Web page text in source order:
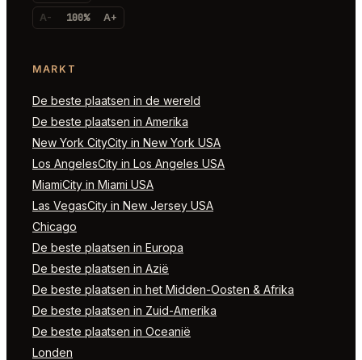
A- 100% A+
MARKT
De beste plaatsen in de wereld
De beste plaatsen in Amerika
New York CityCity in New York USA
Los AngelesCity in Los Angeles USA
MiamiCity in Miami USA
Las VegasCity in New Jersey USA
Chicago
De beste plaatsen in Europa
De beste plaatsen in Azië
De beste plaatsen in het Midden-Oosten & Afrika
De beste plaatsen in Zuid-Amerika
De beste plaatsen in Oceanië
Londen